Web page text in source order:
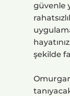
güvenle
şekilde